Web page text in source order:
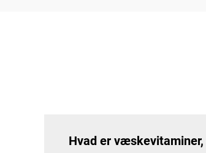
Hvad er